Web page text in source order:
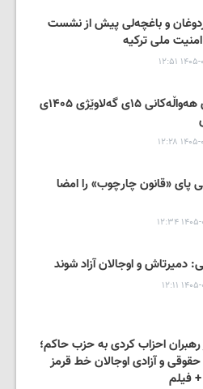
و باغچه‌لی پیش از نشست
ملی ترکیه
۱۲:۵۱
کورتەی هەواڵەکانی ۱۵ی گەلاوێژی ۱۴۰۵ی
۱۲:۲۸
پای «قانون چارچوب» را امضا
۱۲:۳۴
دمیرتاش و اوجالان آزاد شوند
۱۲:۱۱
احزاب کردی به حزب حاکم؛
حقوقی و آزادی اوجالان خط قرمز
فیلم